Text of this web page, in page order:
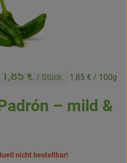
– mild &
€ / Stück 1,85 € / 100g
nicht bestellbar!